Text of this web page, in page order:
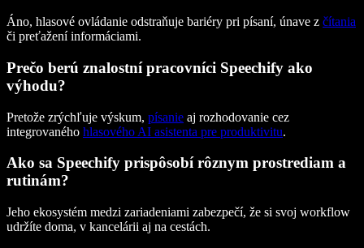
Áno, hlasové ovládanie odstraňuje bariéry pri písaní, únave z čítania
či preťažení informáciami.
Prečo berú znalostní pracovníci Speechify ako
výhodu?
Pretože zrýchľuje výskum, písanie aj rozhodovanie cez
integrovaného hlasového AI asistenta pre produktivitu.
Ako sa Speechify prispôsobí rôznym prostrediam a
rutinám?
Jeho ekosystém medzi zariadeniami zabezpečí, že si svoj workflow
udržíte doma, v kancelárii aj na cestách.